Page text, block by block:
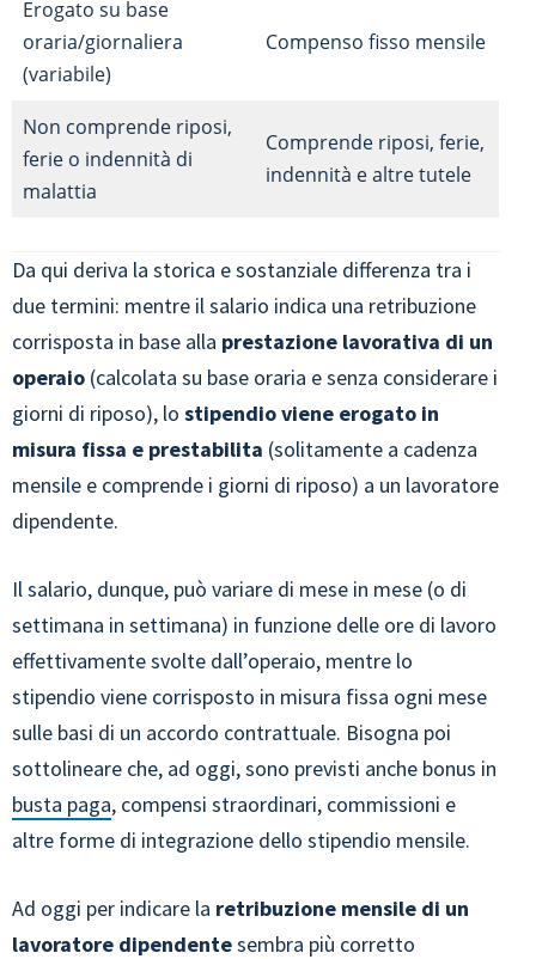
Erogato su base
oraria/giornaliera
(variabile)
Compenso fisso mensile
Non comprende riposi,
ferie o indennità di
malattia
Comprende riposi, ferie,
indennità e altre tutele
Da qui deriva la storica e sostanziale differenza tra i
due termini: mentre il salario indica una retribuzione
corrisposta in base alla prestazione lavorativa di un
operaio (calcolata su base oraria e senza considerare i
giorni di riposo), lo stipendio viene erogato in
misura fissa e prestabilita (solitamente a cadenza
mensile e comprende i giorni di riposo) a un lavoratore
dipendente.
Il salario, dunque, può variare di mese in mese (o di
settimana in settimana) in funzione delle ore di lavoro
effettivamente svolte dall’operaio, mentre lo
stipendio viene corrisposto in misura fissa ogni mese
sulle basi di un accordo contrattuale. Bisogna poi
sottolineare che, ad oggi, sono previsti anche bonus in
busta paga, compensi straordinari, commissioni e
altre forme di integrazione dello stipendio mensile.
Ad oggi per indicare la retribuzione mensile di un
lavoratore dipendentesembra più corretto